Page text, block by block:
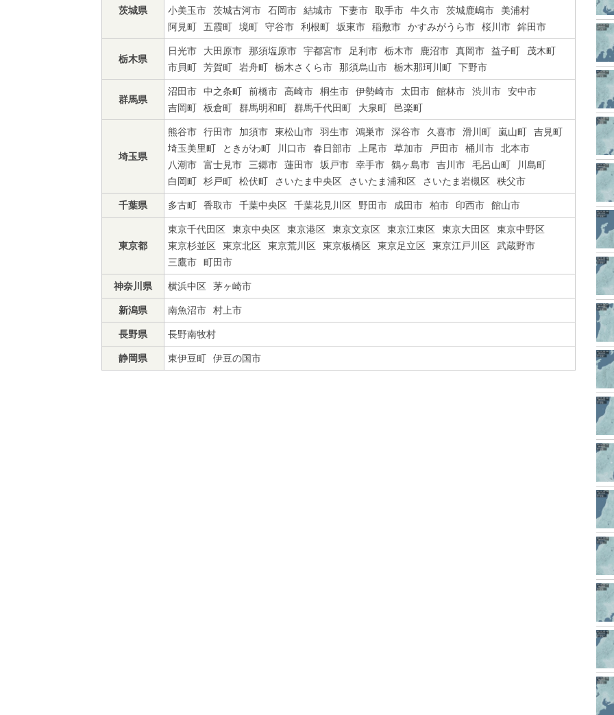
茨城県
小美玉市
茨城古河市 石岡市 結城市 下妻市 取手市 牛久市 茨城鹿嶋市
美浦村
阿見町
五霞町 境町 守谷市 利根町 坂東市 稲敷市 かすみがうら市 桜川市 鉾田市
栃木県
日光市 大田原市 那須塩原市 宇都宮市 足利市 栃木市 鹿沼市 真岡市 益子町
茂木町
市貝町
芳賀町 岩舟町 栃木さくら市 那須烏山市 栃木那珂川町 下野市
群馬県
沼田市 中之条町 前橋市 高崎市 桐生市 伊勢崎市 太田市 館林市 渋川市
安中市
吉岡町
板倉町 群馬明和町 群馬千代田町 大泉町 邑楽町
埼玉県
熊谷市 行田市 加須市 東松山市 羽生市 鴻巣市 深谷市 久喜市 滑川町 嵐山町
吉見町
埼玉美里町
ときがわ町 川口市 春日部市 上尾市 草加市 戸田市 桶川市
北本市
八潮市
富士見市 三郷市 蓮田市 坂戸市 幸手市 鶴ヶ島市 吉川市 毛呂山町
川島町
白岡町
杉戸町 松伏町 さいたま中央区 さいたま浦和区 さいたま岩槻区 秩父市
千葉県 多古町 香取市 千葉中央区 千葉花見川区 野田市 成田市 柏市 印西市 館山市
東京都
東京千代田区 東京中央区 東京港区 東京文京区 東京江東区 東京大田区
東京中野区
東京杉並区
東京北区 東京荒川区 東京板橋区 東京足立区 東京江戸川区
武蔵野市
三鷹市
町田市
神奈川県 横浜中区 茅ヶ崎市
新潟県 南魚沼市 村上市
長野県 長野南牧村
静岡県 東伊豆町 伊豆の国市